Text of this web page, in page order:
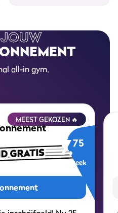
all-in gym.
MEEST GEKOZEN 🔥
7,75
per week